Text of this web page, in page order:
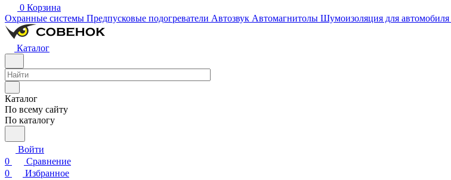
0 Корзина
Охранные системы Предпусковые подогреватели Автозвук Автомагнитолы Шумоизоляция для автомобиля
Каталог
Каталог
По всему сайту
По каталогу
Войти
0
Сравнение
0
Избранное